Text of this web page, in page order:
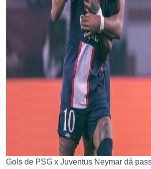
Gols de PSG x Juventus Neymar dá